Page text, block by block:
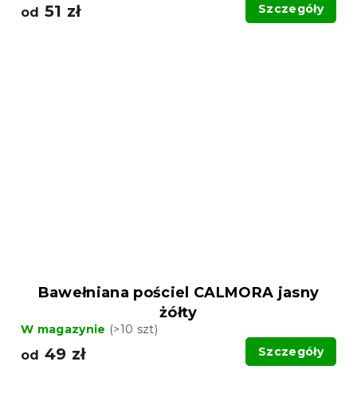
od 51 zł Szczegóły
Bawełniana pościel CALMORA jasny
żółty
W magazynie (>10 szt)
od 49 zł Szczegóły